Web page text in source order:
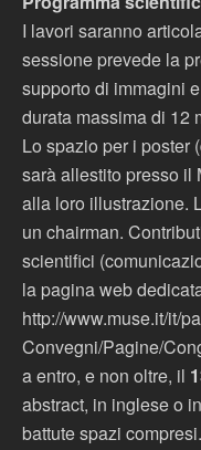
I lavori saranno
sessione prevede la
supporto di immagini
durata massima di 12
Lo spazio per i poster
sarà allestito presso il
alla loro illustrazione.
un chairman.
scientifici
la pagina web
http://www.muse.it/it/
Convegni/Pagine/
a entro, e non oltre, il
abstract, in inglese o
battute spazi